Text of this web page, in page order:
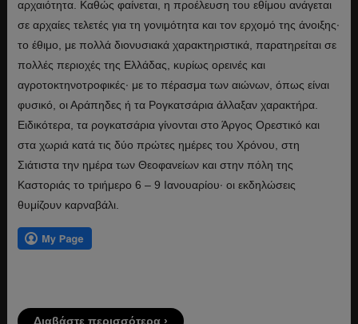
αρχαιότητα. Καθώς φαίνεται, η προέλευση του εθίμου ανάγεται
σε αρχαίες τελετές για τη γονιμότητα και τον ερχομό της άνοιξης·
το έθιμο, με πολλά διονυσιακά χαρακτηριστικά, παρατηρείται σε
πολλές περιοχές της Ελλάδας, κυρίως ορεινές και
αγροτοκτηνοτροφικές· με το πέρασμα των αιώνων, όπως είναι
φυσικό, οι Αράπηδες ή τα Ρογκατσάρια άλλαξαν χαρακτήρα.
Ειδικότερα, τα ρογκατσάρια γίνονται στο Άργος Ορεστικό και
στα χωριά κατά τις δύο πρώτες ημέρες του Χρόνου, στη
Σιάτιστα την ημέρα των Θεοφανείων και στην πόλη της
Καστοριάς το τριήμερο 6 – 9 Ιανουαρίου· οι εκδηλώσεις
θυμίζουν καρναβάλι.
Διαβάστε περισσότερα ›